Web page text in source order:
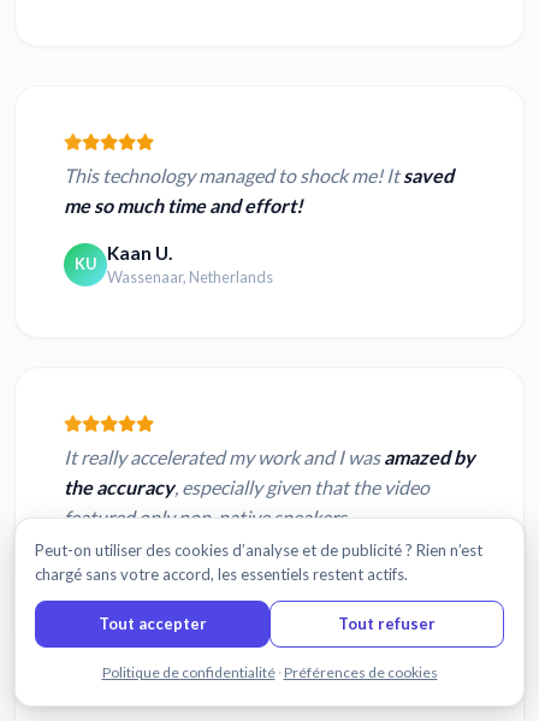
This technology managed to shock me! Itsaved
me so much time and effort!
KU Kaan U.
Wassenaar, Netherlands
It really accelerated my work and I wasamazed by
the accuracy, especially given that the video
featured only non-native speakers.
MC Martin C.
Nottingham, United Kingdom
Discuter avec nous
Peut-on utiliser des cookies d’analyse et de publicité ? Rien n’est
chargé sans votre accord, les essentiels restent actifs.
Tout accepter Tout refuser
Politique de confidentialité · Préférences de cookies